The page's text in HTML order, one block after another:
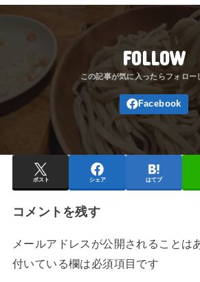
FOLLOW
ポスト シェア はてブ
コメントを残す
メールアドレスが公開されることは
付いている欄は必須項目です